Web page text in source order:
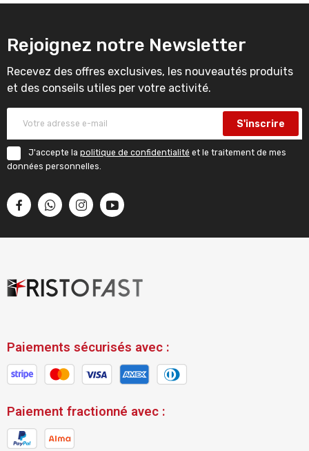
Rejoignez notre Newsletter
Recevez des offres exclusives, les nouveautés produits
et des conseils utiles per votre activité.
S'inscrire
J'accepte la politique de confidentialité et le traitement de mes
données personnelles.
Paiements sécurisés avec :
Paiement fractionné avec :